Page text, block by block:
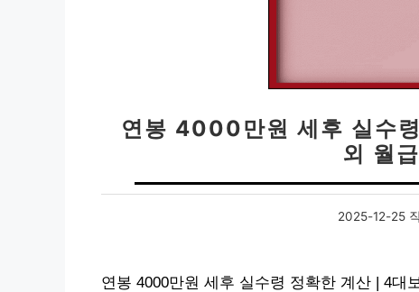
연봉 4000만원 세후 실수
외 월
2025-12-25
연봉 4000만원 세후 실수령 정확한 계산 | 4대